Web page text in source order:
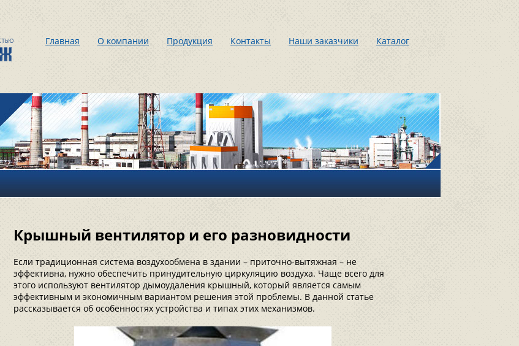
Главная О компании Продукция Контакты Наши заказчики Каталог
Крышный вентилятор и его разновидности
Если традиционная система воздухообмена в здании – приточно-вытяжная – не
эффективна, нужно обеспечить принудительную циркуляцию воздуха. Чаще всего для
этого используют вентилятор дымоудаления крышный, который является самым
эффективным и экономичным вариантом решения этой проблемы. В данной статье
рассказывается об особенностях устройства и типах этих механизмов.